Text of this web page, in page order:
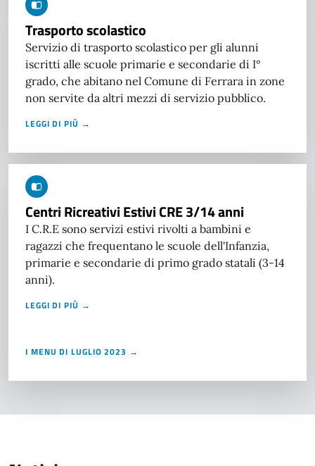
Trasporto scolastico
Servizio di trasporto scolastico per gli alunni
iscritti alle scuole primarie e secondarie di I°
grado, che abitano nel Comune di Ferrara in zone
non servite da altri mezzi di servizio pubblico.
LEGGI DI PIÙ →
Centri Ricreativi Estivi CRE 3/14 anni
I C.R.E sono servizi estivi rivolti a bambini e
ragazzi che frequentano le scuole dell'Infanzia,
primarie e secondarie di primo grado statali (3-14
anni).
LEGGI DI PIÙ →
I MENU DI LUGLIO 2023 →